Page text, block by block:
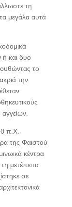
τη
μεγάλα αυτά
ή και δυο
το
την
π.Χ.,
της Φαιστού
κέντρα
μετέπειτα
σε